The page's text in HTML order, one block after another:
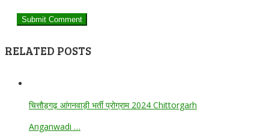
RELATED POSTS
चित्तौड़गढ़ आंगनवाड़ी भर्ती प्रोग्राम 2024 Chittorgarh
Anganwadi …